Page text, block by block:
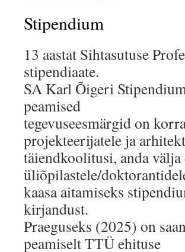
Stipendium
13 aastat Sihtasutuse
stipendiaate.
SA Karl Õigeri
peamised
tegevuseesmärgid on
projekteerijatele ja
täiendkoolitusi, anda välja
üliõpilastele/
kaasa aitamiseks
kirjandust.
Praeguseks (2025) on
peamiselt TTÜ ehituse